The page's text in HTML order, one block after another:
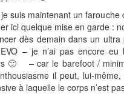
suis maintenant un
ici quelque mise en garde :
dès demain dans un
– je n’ai pas encore eu
🙂 – car le barefoot /
il peut, lui-
à laquelle le corps n’est